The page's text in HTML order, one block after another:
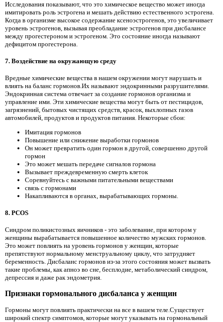
Исследования показывают, что это химическое вещество может иногда
имитировать роль эстрогена и мешать действию естественного эстрогена.
Когда в организме высокое содержание ксеноэстрогенов, это увеличивает
уровень эстрогенов, вызывая преобладание эстрогенов при дисбалансе
между прогестероном и эстрогеном. Это состояние иногда называют
дефицитом прогестерона.
7. Воздействие на окружающую среду
Вредные химические вещества в нашем окружении могут нарушать и
влиять на баланс гормонов.Их называют эндокринными разрушителями.
Эндокринная система отвечает за создание гормонов организма и
управление ими. Эти химические вещества могут быть от пестицидов,
загрязнений, бытовых чистящих средств, красок, выхлопных газов
автомобилей, продуктов и продуктов питания. Некоторые сбои:
Имитация гормонов
Повышение или снижение выработки гормонов
Он может превратить один гормон в другой, совершенно другой
гормон
Это может мешать передаче сигналов гормона
Вызывает преждевременную смерть клеток
Соревнуйтесь с важными питательными веществами
связь с гормонами
Накапливаются в органах, вырабатывающих гормоны.
8. PCOS
Синдром поликистозных яичников - это заболевание, при котором у
женщины вырабатывается повышенное количество мужских гормонов.
Это может повлиять на уровень гормонов у женщин, которые
препятствуют нормальному менструальному циклу, что затрудняет
беременность. Дисбаланс гормонов из-за этого состояния может вызвать
такие проблемы, как апноэ во сне, бесплодие, метаболический синдром,
депрессия и даже рак эндометрия.
Признаки гормонального дисбаланса у женщин
Гормоны могут повлиять практически на все в вашем теле.Существует
широкий спектр симптомов, которые могут указывать на гормональный